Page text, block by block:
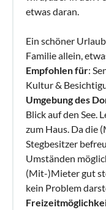
etwas daran.
Ein schöner
Familie allein,
Empfohlen für:
Kultur &
Umgebung des
Blick auf den See.
zum Haus. Da die
Stegbesitzer
Umständen
(Mit-)Mieter gut
kein Problem